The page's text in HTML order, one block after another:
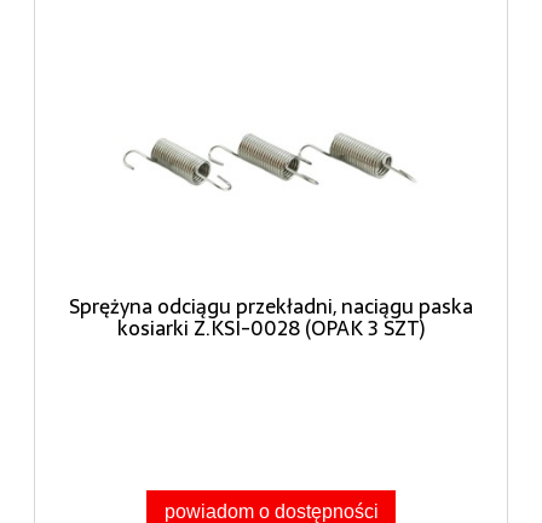
Sprężyna odciągu przekładni, naciągu paska
kosiarki Z.KSI-0028 (OPAK 3 SZT)
powiadom o dostępności